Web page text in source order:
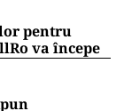
pentru
va începe